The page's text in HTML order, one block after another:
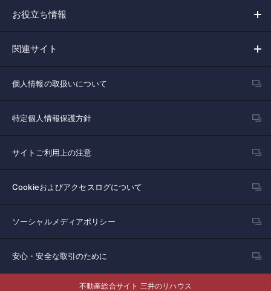
お役立ち情報
関連サイト
個人情報の取扱いについて
特定個人情報保護方針
サイトご利用上の注意
Cookieおよびアクセスログについて
ソーシャルメディアポリシー
安心・安全な取引のために
不動産総合サイト 三井のリハウス